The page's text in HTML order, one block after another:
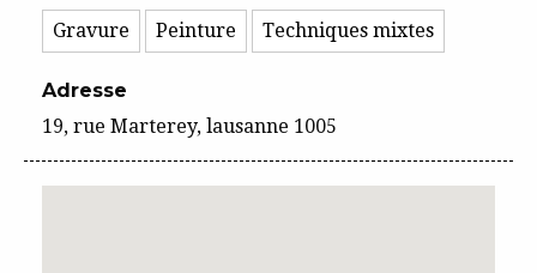
Gravure
Peinture Techniques mixtes
Adresse
19, rue Marterey, lausanne 1005